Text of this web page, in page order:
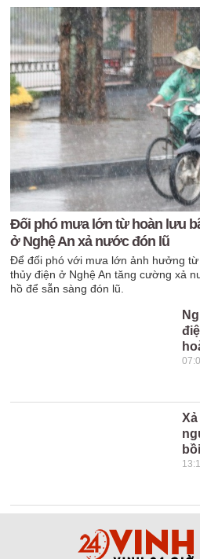
Đối phó mưa lớn từ hoàn lưu
ở Nghệ An xả nước đón lũ
Để đối phó với mưa lớn ảnh hưởng
thủy điện ở Nghệ An tăng cường xả
hồ để sẵn sàng đón lũ.